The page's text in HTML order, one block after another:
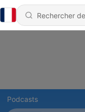
Podcasts